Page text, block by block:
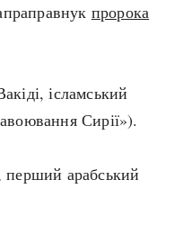
пророка
ісламський
Сирії»).
перший арабський